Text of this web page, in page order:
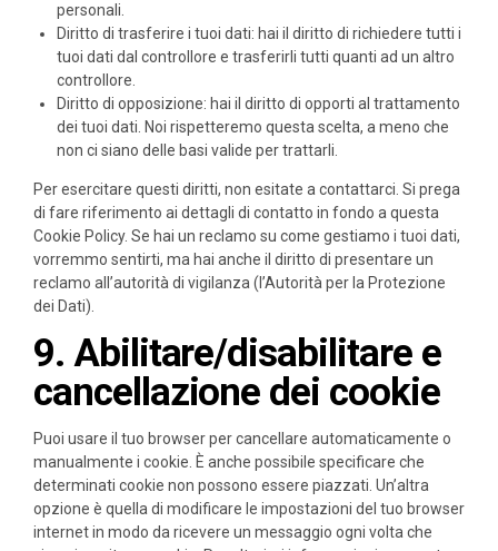
personali.
Diritto di trasferire i tuoi dati: hai il diritto di richiedere tutti i
tuoi dati dal controllore e trasferirli tutti quanti ad un altro
controllore.
Diritto di opposizione: hai il diritto di opporti al trattamento
dei tuoi dati. Noi rispetteremo questa scelta, a meno che
non ci siano delle basi valide per trattarli.
Per esercitare questi diritti, non esitate a contattarci. Si prega
di fare riferimento ai dettagli di contatto in fondo a questa
Cookie Policy. Se hai un reclamo su come gestiamo i tuoi dati,
vorremmo sentirti, ma hai anche il diritto di presentare un
reclamo all’autorità di vigilanza (l’Autorità per la Protezione
dei Dati).
9. Abilitare/disabilitare e
cancellazione dei cookie
Puoi usare il tuo browser per cancellare automaticamente o
manualmente i cookie. È anche possibile specificare che
determinati cookie non possono essere piazzati. Un’altra
opzione è quella di modificare le impostazioni del tuo browser
internet in modo da ricevere un messaggio ogni volta che